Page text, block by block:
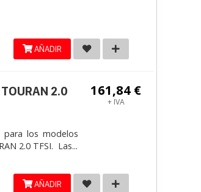
AÑADIR
161,84 €
+ IVA
2.0
para los modelos
2.0 TFSI. Las...
AÑADIR